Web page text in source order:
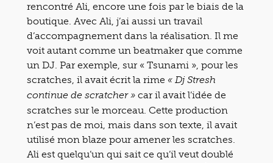
rencontré Ali, encore une fois par le biais de la
boutique. Avec Ali, j’ai aussi un travail
d’accompagnement dans la réalisation. Il me
voit autant comme un beatmaker que comme
un DJ. Par exemple, sur « Tsunami », pour les
scratches, il avait écrit la rime « Dj Stresh
continue de scratcher » car il avait l’idée de
scratches sur le morceau. Cette production
n’est pas de moi, mais dans son texte, il avait
utilisé mon blaze pour amener les scratches.
Ali est quelqu’un qui sait ce qu’il veut doublé